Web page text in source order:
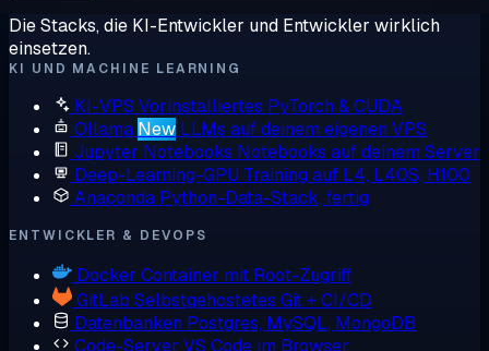
Die Stacks, die KI-Entwickler und Entwickler wirklich
einsetzen.
KI UND MACHINE LEARNING
KI-VPS Vorinstalliertes PyTorch & CUDA
Ollama New LLMs auf deinem eigenen VPS
Jupyter Notebooks Notebooks auf deinem Server
Deep-Learning-GPU Training auf L4, L40S, H100
Anaconda Python-Data-Stack, fertig
ENTWICKLER & DEVOPS
Docker Container mit Root-Zugriff
GitLab Selbstgehostetes Git + CI/CD
Datenbanken Postgres, MySQL, MongoDB
Code-Server VS Code im Browser